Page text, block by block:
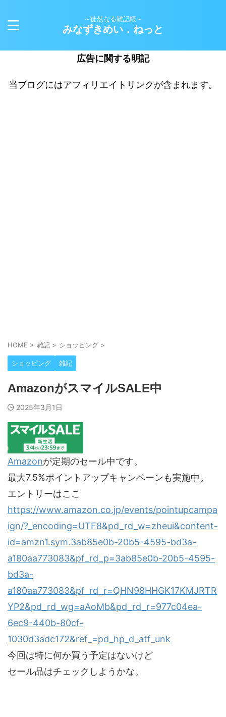
～徒然なる雑記帳～
みなずきめい．ねっと
広告に関する明記
当ブログにはアフィリエイトリンクが含まれます。
HOME > 雑記 > ショッピング >
ショッピング 雑記
AmazonがスマイルSALE中
2025年3月1日
Amazonが定期のセール中です。
最大7.5%ポイントアップキャンペーンも実施中。
エントリーはここ
https://www.amazon.co.jp/events/pointupcampa
ign/?_encoding=UTF8&pd_rd_w=zheui&content-
id=amzn1.sym.3ab85e0b-20b5-4595-bd3a-
a180aa773083&pf_rd_p=3ab85e0b-20b5-4595-
bd3a-
a180aa773083&pf_rd_r=QHN98HHGK17KMJRTR
YP2&pd_rd_wg=aAoMb&pd_rd_r=977c04ea-
6ec9-440b-80cf-
1030d3adc172&ref_=pd_hp_d_atf_unk
今回は特に何か買う予定はないけど
セール品はチェックしようかな。